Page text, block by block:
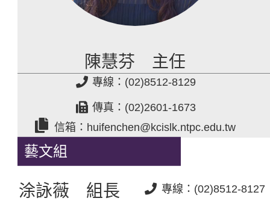
陳慧芬 主任
專線：(02)8512-8129
傳真：(02)2601-1673
信箱：huifenchen@kcislk.ntpc.edu.tw
藝文組
涂詠薇 組長 專線：(02)8512-8127